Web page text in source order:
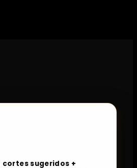
cortes sugeridos +